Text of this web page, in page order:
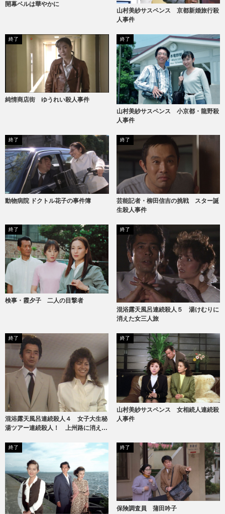
開幕ベルは華やかに
山村美紗サスペンス 京都新婚旅行殺
人事件
終了
純情商店街 ゆうれい殺人事件
終了
山村美紗サスペンス 小京都・龍野殺
人事件
終了
動物病院 ドクトル花子の事件簿
終了
芸能記者・柳田信吉の挑戦 スター誕
生殺人事件
終了
検事・霞夕子 二人の目撃者
終了
混浴露天風呂連続殺人５ 湯けむりに
消えた女三人旅
終了
混浴露天風呂連続殺人４ 女子大生秘
湯ツアー連続殺人！ 上州路に消えた
終了
山村美紗サスペンス 女相続人連続殺
人事件
終了 終了
保険調査員 蒲田吟子